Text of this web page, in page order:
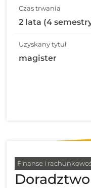
Czas trwania
2 lata (4
Uzyskany tytuł
magister
Finanse i